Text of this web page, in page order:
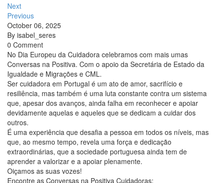
Next
Previous
October 06, 2025
By isabel_seres
0 Comment
No Dia Europeu da Cuidadora celebramos com mais umas
Conversas na Positiva. Com o apoio da Secretária de Estado da
Igualdade e Migrações e CML.
Ser cuidadora em Portugal é um ato de amor, sacrifício e
resiliência, mas também é uma luta constante contra um sistema
que, apesar dos avanços, ainda falha em reconhecer e apoiar
devidamente aquelas e aqueles que se dedicam a cuidar dos
outros.
É uma experiência que desafia a pessoa em todos os níveis, mas
que, ao mesmo tempo, revela uma força e dedicação
extraordinárias, que a sociedade portuguesa ainda tem de
aprender a valorizar e a apoiar plenamente.
Oiçamos as suas vozes!
Encontre as Conversas na Positiva Cuidadoras: